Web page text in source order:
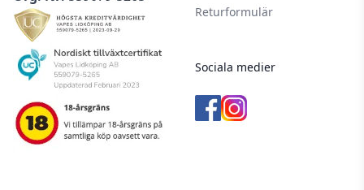
Returformulär
Sociala medier